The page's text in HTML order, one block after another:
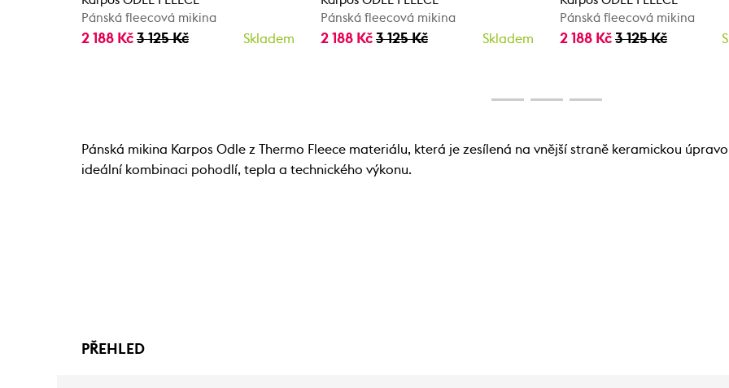
Pánská fleecová mikina
2 188 Kč 3 125 Kč Skladem
Pánská fleecová mikina
2 188 Kč 3 125 Kč Skladem
Pánská fleecová mikina
2 188 Kč 3 125 Kč
Pánská mikina Karpos Odle z Thermo Fleece materiálu, která je zesílená na vnější straně keramickou
ideální kombinaci pohodlí, tepla a technického výkonu.
PŘEHLED